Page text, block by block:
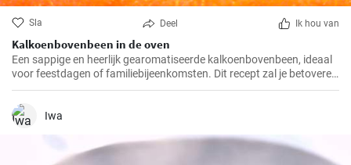
Sla Deel Ik hou van
Kalkoenbovenbeen in de oven
Een sappige en heerlijk gearomatiseerde kalkoenbovenbeen, ideaal
voor feestdagen of familiebijeenkomsten. Dit recept zal je betoveren
met zijn unieke smaak en eenvoudige bereiding.
Iwa